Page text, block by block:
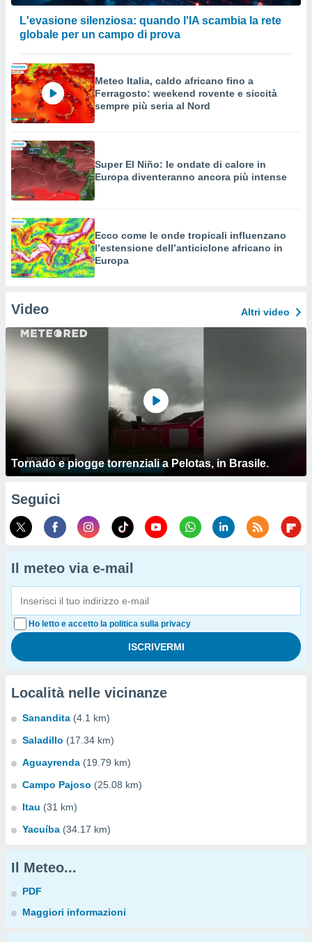
L'evasione silenziosa: quando l'IA scambia la rete
globale per un campo di prova
Meteo Italia, caldo africano fino a
Ferragosto: weekend rovente e siccità
sempre più seria al Nord
Super El Niño: le ondate di calore in
Europa diventeranno ancora più intense
Ecco come le onde tropicali influenzano
l’estensione dell’anticiclone africano in
Europa
Video Altri video
Tornado e piogge torrenziali a Pelotas, in Brasile.
Seguici
Il meteo via e-mail
Ho letto e accetto la politica sulla privacy
Località nelle vicinanze
Sanandita (4.1 km)
Saladillo (17.34 km)
Aguayrenda (19.79 km)
Campo Pajoso (25.08 km)
Itau (31 km)
Yacuíba (34.17 km)
Il Meteo...
PDF
Maggiori informazioni